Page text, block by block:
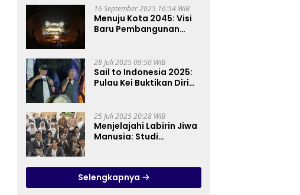
16 September 2025 16:54 WIB
Menuju Kota 2045: Visi
Baru Pembangunan
28 Juli 2025 09:50 WIB
Sail to Indonesia 2025:
Pulau Kei Buktikan Diri
25 Juli 2025 20:28 WIB
Menjelajahi Labirin Jiwa
Manusia: Studi
Pandanaran di RSJ
Grhasia
Selengkapnya